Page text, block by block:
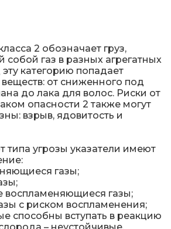
2 обозначает груз,
газ в разных агрегатных
категорию попадает
от сниженного под
до лака для волос. Риски от
опасности 2 также могут
взрыв, ядовитость и
типа угрозы указатели имеют
газы;
воспламеняющиеся газы;
с риском воспламенения;
способны вступать в реакцию